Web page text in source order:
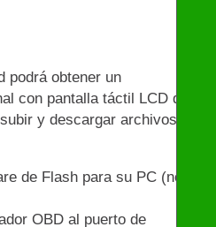
podrá obtener un
con pantalla táctil LCD que
y descargar archivos en
de Flash para su PC (no
OBD al puerto de